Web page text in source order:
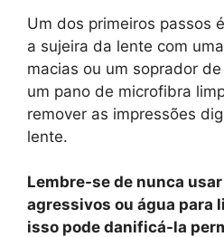
Um dos primeiros passos
a sujeira da lente com
macias ou um soprador
um pano de microfibra
remover as impressões
lente.
Lembre-se de nunca
agressivos ou água para
isso pode danificá-la